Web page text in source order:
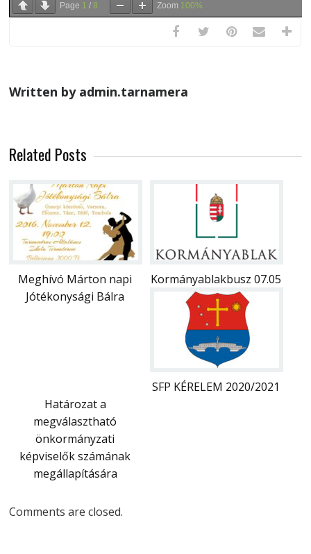
Page 1 /8 Zoom 100%
Written by admin.tarnamera
Related Posts
Meghívó Márton napi
Jótékonysági Bálra
Kormányablakbusz 07.05
SFP KÉRELEM 2020/2021
Határozat a
megválasztható
önkormányzati
képviselők számának
megállapítására
Comments are closed.